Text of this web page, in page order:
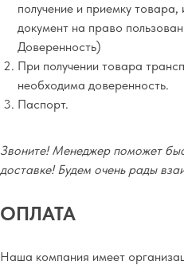
получение и приемку товара,
документ на право
Доверенность)
При получении товара
необходима доверенность.
Паспорт.
Звоните! Менеджер поможет
доставке! Будем очень рады
ОПЛАТА
Наша компания имеет